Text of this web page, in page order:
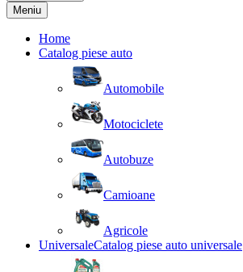
Meniu
Home
Catalog piese auto
Automobile
Motociclete
Autobuze
Camioane
Agricole
UniversaleCatalog piese auto universale